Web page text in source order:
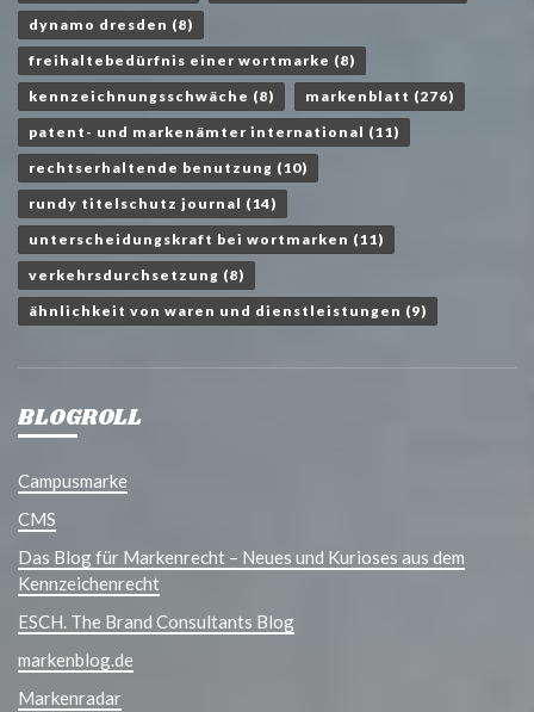
dynamo dresden (8)
freihaltebedürfnis einer wortmarke (8)
kennzeichnungsschwäche (8) markenblatt (276)
patent- und markenämter international (11)
rechtserhaltende benutzung (10)
rundy titelschutz journal (14)
unterscheidungskraft bei wortmarken (11)
verkehrsdurchsetzung (8)
ähnlichkeit von waren und dienstleistungen (9)
BLOGROLL
Campusmarke
CMS
Das Blog für Markenrecht – Neues und Kurioses aus dem
Kennzeichenrecht
ESCH. The Brand Consultants Blog
markenblog.de
Markenradar